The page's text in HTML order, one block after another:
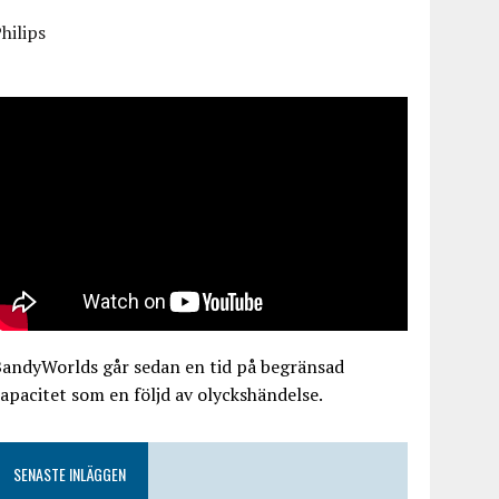
går sedan en tid på begränsad
som en följd av olyckshändelse.
SENASTE INLÄGGEN